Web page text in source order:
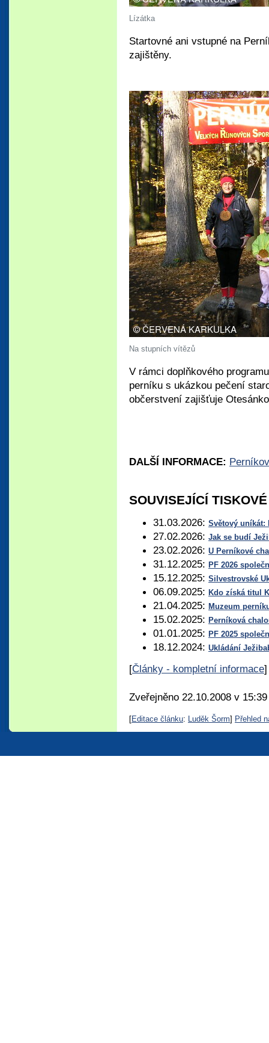
Lízátka
Startovné ani vstupné na
zajištěny.
Na stupních vítězů
V rámci doplňkového
perníku s ukázkou pečení
občerstvení zajišťuje
DALŠÍ INFORMACE:
SOUVISEJÍCÍ
31.03.2026: Světový uníkát:
27.02.2026: Jak se budí
23.02.2026: U Perníkové
31.12.2025: PF 2026
15.12.2025: Silvestrovské
06.09.2025: Kdo získá titul
21.04.2025: Muzeum
15.02.2025: Perníková
01.01.2025: PF 2025
18.12.2024: Ukládání
[Články - kompletní informace]
Zveřejněno 22.10.2008 v
[Editace článku: Luděk Šorm] Přehled